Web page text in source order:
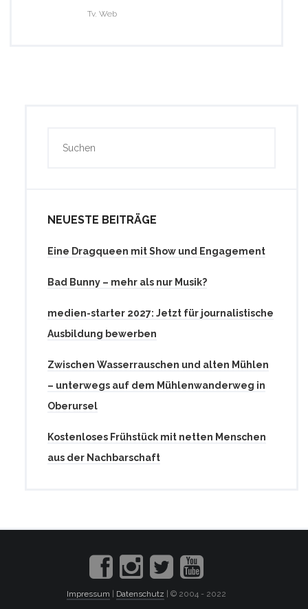
Tv, Web
NEUESTE BEITRÄGE
Eine Dragqueen mit Show und Engagement
Bad Bunny – mehr als nur Musik?
medien-starter 2027: Jetzt für journalistische
Ausbildung bewerben
Zwischen Wasserrauschen und alten Mühlen
– unterwegs auf dem Mühlenwanderweg in
Oberursel
Kostenloses Frühstück mit netten Menschen
aus der Nachbarschaft
Impressum Datenschutz | © 2004 - 2022